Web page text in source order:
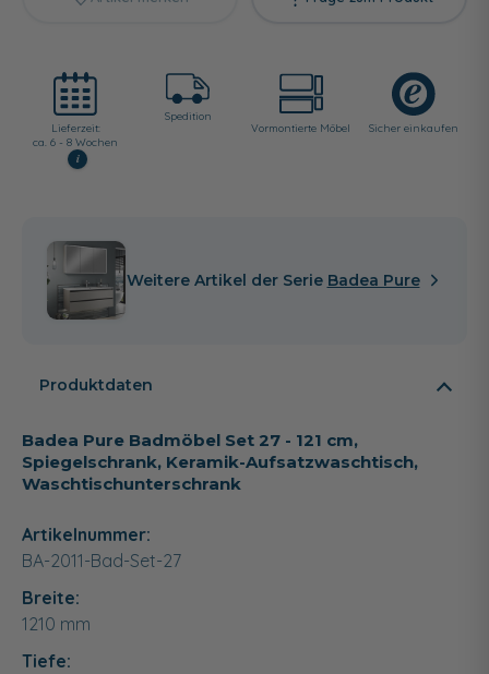
Lieferzeit:
ca. 6 - 8 Wochen
i
Spedition
Vormontierte Möbel
Sicher einkaufen
Weitere Artikel der Serie Badea Pure
Produktdaten
Badea Pure Badmöbel Set 27 - 121 cm,
Spiegelschrank, Keramik-Aufsatzwaschtisch,
Waschtischunterschrank
Artikelnummer:
BA-2011-Bad-Set-27
Breite:
1210 mm
Tiefe: